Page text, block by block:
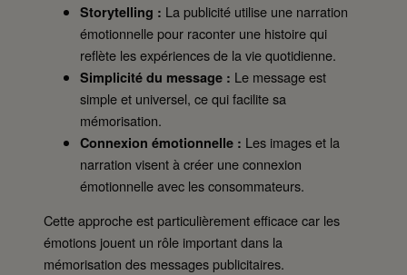
Storytelling : La publicité utilise une narration
émotionnelle pour raconter une histoire qui
reflète les expériences de la vie quotidienne.
Simplicité du message : Le message est
simple et universel, ce qui facilite sa
mémorisation.
Connexion émotionnelle : Les images et la
narration visent à créer une connexion
émotionnelle avec les consommateurs.
Cette approche est particulièrement efficace car les
émotions jouent un rôle important dans la
mémorisation des messages publicitaires.